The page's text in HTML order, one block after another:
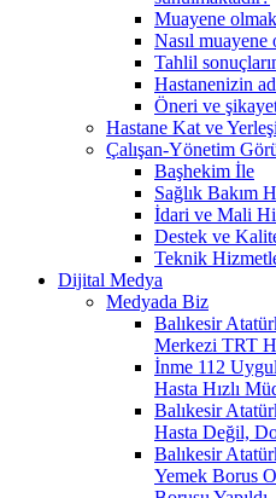
Muayene
Nasıl muayene
Tahlil
Hastanenizin
Öneri ve
Hastane Kat ve
Çalışan-Yönetim
Başhekim İle
Sağlık Bakım
İdari ve Mali
Destek ve
Teknik
Dijital Medya
Medyada Biz
Balıkesir
Merkezi TRT
İnme 112
Hasta Hızlı
Balıkesir
Hasta Değil,
Balıkesir
Yemek Borus